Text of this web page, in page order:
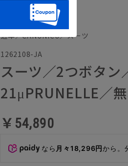
通年／CANONICO／スーツ
1262108-JA
スーツ／2つボタン
21μPRUNELLE／
￥54,890
なら 月々18,296円から。